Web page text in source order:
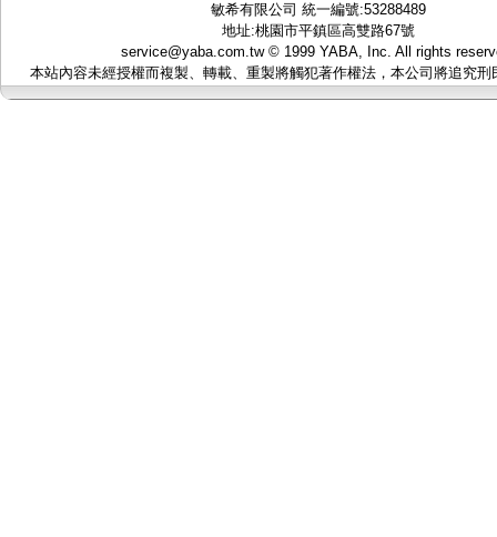
敏希有限公司 統一編號:53288489
地址:桃園市平鎮區高雙路67號
service@yaba.com.tw© 1999 YABA, Inc. All rights
本站內容未經授權而複製、轉載、重製將觸犯著作權法，本公司將追究刑